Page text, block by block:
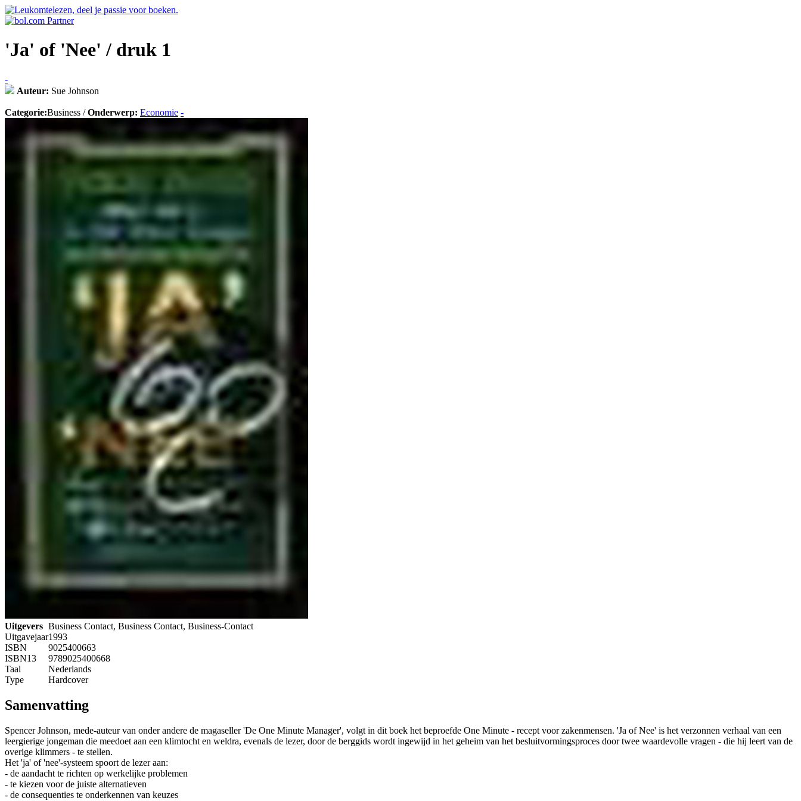
'Ja' of 'Nee' / druk 1
-
Auteur: Sue Johnson
Categorie:Business /Onderwerp: Economie -
Uitgevers Business Contact, Business Contact, Business-Contact
Uitgavejaar1993
ISBN
9025400663
ISBN13
9789025400668
Taal
Nederlands
Type
Hardcover
Samenvatting
Spencer Johnson, mede-auteur van onder andere de magaseller 'De One Minute Manager', volgt in dit boek het beproefde One Minute - recept voor zakenmensen. 'Ja of Nee' is het verzonnen verhaal van een
leergierige jongeman die meedoet aan een klimtocht en weldra, evenals de lezer, door de berggids wordt ingewijd in het geheim van het besluitvormingsproces door twee waardevolle vragen - die hij leert van de
overige klimmers - te stellen.
Het 'ja' of 'nee'-systeem spoort de lezer aan:
- de aandacht te richten op werkelijke problemen
- te kiezen voor de juiste alternatieven
- de consequenties te onderkennen van keuzes